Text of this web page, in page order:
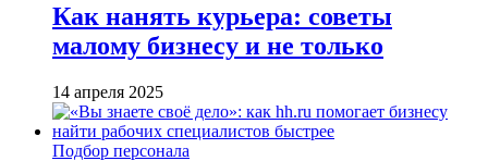
Как нанять курьера: советы
малому бизнесу и не только
14 апреля 2025
Подбор персонала